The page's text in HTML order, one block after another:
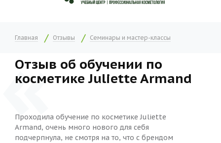
Главная Отзывы Семинары и мастер-классы
Отзыв об обучении по
косметике Juliette Armand
Проходила обучение по косметике Juliette
Armand, очень много нового для себя
подчерпнула, не смотря на то, что с брендом